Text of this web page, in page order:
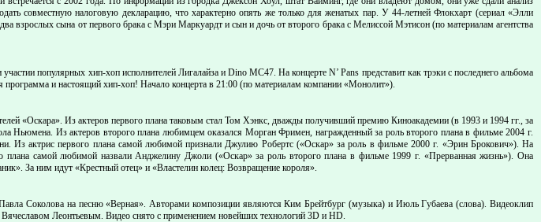
совместную налоговую декларацию, что характерно опять же только для женатых пар. У 44-летней Флокхарт (сериал «Элли
взрослых сына от первого брака с Мэри Маркуардт и сын и дочь от второго брака с Мелиссой Мэтисон (по материалам агентства
популярных хип-хоп исполнителей Лигалайза и Dino MC47. На концерте N’ Pans представит как трэки с последнего альбома
и настоящий хип-хоп! Начало концерта в 21:00 (по материалам компании «Монолит»).
«Оскара». Из актеров первого плана таковым стал Том Хэнкс, дважды получивший премию Киноакадемии (в 1993 и 1994 гг., за
Из актеров второго плана любимцем оказался Морган Фримен, награжденный за роль второго плана в фильме 2004 г.
актрис первого плана самой любимой признали Джулию Робертс («Оскар» за роль в фильме 2000 г. «Эрин Брокович»). На
самой любимой назвали Анджелину Джоли («Оскар» за роль второго плана в фильме 1999 г. «Прерванная жизнь»). Она
За ним идут «Крестный отец» и «Властелин колец: Возвращение короля».
Соколова на песню «Верная». Авторами композиции являются Ким Брейтбург (музыка) и Июль Губаева (слова). Видеоклип
Леонтьевым. Видео снято с применением новейших технологий 3D и HD.